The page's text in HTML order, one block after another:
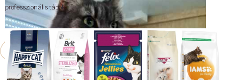
professzionális tápok.